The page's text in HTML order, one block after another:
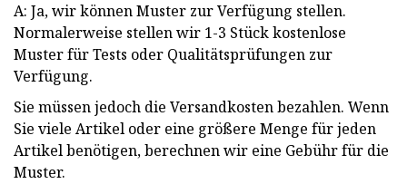
A: Ja, wir können Muster zur Verfügung stellen.
Normalerweise stellen wir 1-3 Stück kostenlose
Muster für Tests oder Qualitätsprüfungen zur
Verfügung.
Sie müssen jedoch die Versandkosten bezahlen. Wenn
Sie viele Artikel oder eine größere Menge für jeden
Artikel benötigen, berechnen wir eine Gebühr für die
Muster.